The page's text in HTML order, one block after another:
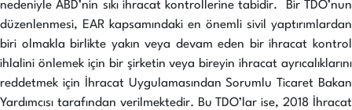
nedeniyle ABD’nin sıkı ihracat kontrollerine tabidir. Bir TDO’nun
düzenlenmesi, EAR kapsamındaki en önemli sivil yaptırımlardan
biri olmakla birlikte yakın veya devam eden bir ihracat kontrol
ihlalini önlemek için bir şirketin veya bireyin ihracat ayrıcalıklarını
reddetmek için İhracat Uygulamasından Sorumlu Ticaret Bakan
Yardımcısı tarafından verilmektedir. Bu TDO’lar ise, 2018 İhracat